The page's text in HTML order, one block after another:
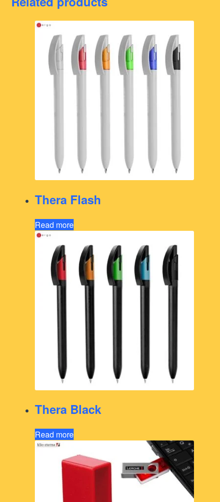
Thera Flash
Read more
Thera Black
Read more